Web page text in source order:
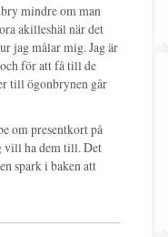
mindre om man
akilleshäl när det
jag målar mig. Jag är
för att få till de
till ögonbrynen går
om presentkort på
vill ha dem till. Det
spark i baken att